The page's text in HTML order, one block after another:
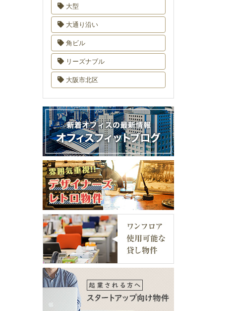
大型
大通り沿い
角ビル
リーズナブル
大阪市北区